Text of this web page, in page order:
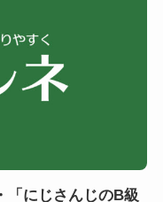
「にじさんじのB級